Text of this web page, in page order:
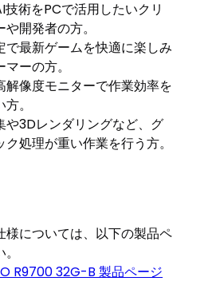
技術をPCで活用したいクリ
開発者の方。
で最新ゲームを快適に楽しみ
ーの方。
解像度モニターで作業効率を
。
や3Dレンダリングなど、グ
ク処理が重い作業を行う方。
様については、以下の製品ペ
R9700 32G-B 製品ページ